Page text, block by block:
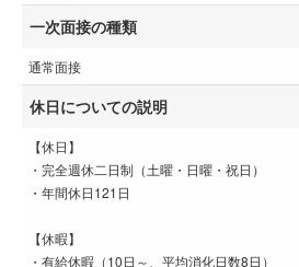
一次面接の種類
通常面接
休日についての説明
【休日】
・完全週休二日制（土曜・日曜・祝日）
・年間休日121日
【休暇】
・有給休暇（10日～、平均消化日数8日）